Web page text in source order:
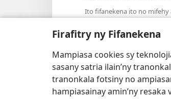
Firafitry ny Fifanekena
Mampiasa cookies sy
sasany satria ilain’ny
tranonkala fotsiny no
hampiasainay amin’ny
Ito fifanekena ito no mifehy